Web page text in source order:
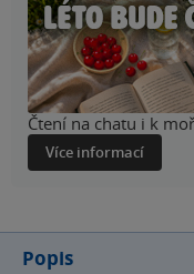
Čtení na chatu i k
Více informací
Popis